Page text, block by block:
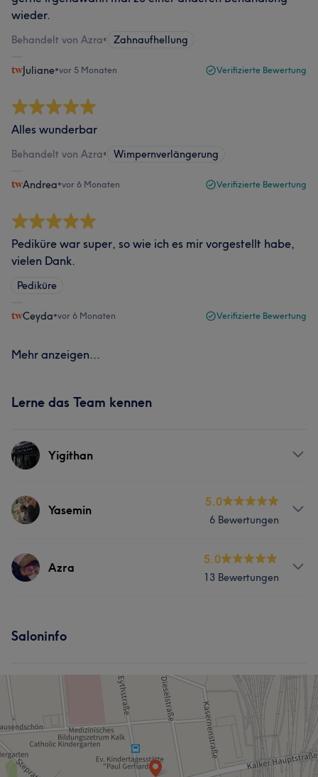
wieder.
Behandelt von Azra• Zahnaufhellung
Juliane•vor 5 Monaten Verifizierte Bewertung
Alles wunderbar
Behandelt von Azra• Wimpernverlängerung
Andrea•vor 6 Monaten Verifizierte Bewertung
Pediküre war super, so wie ich es mir vorgestellt habe,
vielen Dank.
Pediküre
Ceyda•vor 6 Monaten Verifizierte Bewertung
Mehr anzeigen...
Lerne das Team kennen
Yigithan
Services
Yasemin
5.0
6 Bewertungen
Services
Azra
5.0
13 Bewertungen
Saloninfo